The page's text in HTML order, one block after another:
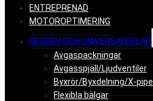
ENTREPRENAD
MOTOROPTIMERING
RESERV OCH UNIVERSALDELAR
Avgaspackningar
Avgasspjäll/Ljudventiler
Byxrör/Byxdelning/X-pipe
Flexibla bälgar